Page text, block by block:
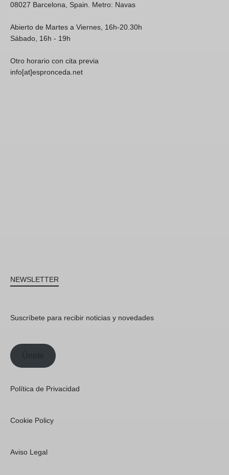
08027 Barcelona, Spain. Metro: Navas
Abierto de Martes a Viernes, 16h-20.30h
Sábado, 16h - 19h
Otro horario con cita previa
info[at]espronceda.net
NEWSLETTER
Suscríbete para recibir noticias y novedades
Únete
Política de Privacidad
Cookie Policy
Aviso Legal